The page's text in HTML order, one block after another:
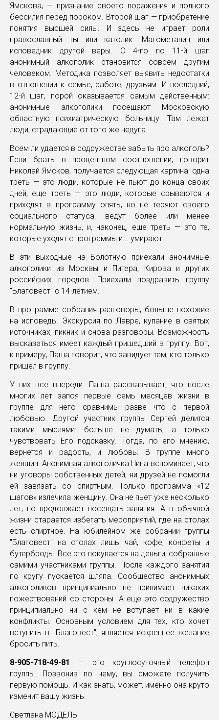
Ямскова, — признание своего поражения и полного
бессилия перед пороком. Второй шаг — приобретение
понятия высшей силы. И здесь не играет роли
православный ты или католик. Магометанин или
исповедник другой веры. С 4-го по 11-й шаг
анонимный алкоголик становится совсем другим
человеком. Методика позволяет выявить недостатки
в отношении к семье, работе, друзьям. И последний,
12-й шаг, порой оказывается самым действенным:
анонимные алкоголики посещают Московскую
областную психиатрическую больницу. Там лежат
люди, страдающие от того же недуга.
Всем ли удается в содружестве забыть про алкоголь?
Если брать в процентном соотношении, говорит
Николай Ямсков, получается следующая картина: одна
треть — это люди, которые не пьют до конца своих
дней, еще треть — это люди, которые срываются и
приходят в программу опять, но не теряют своего
социального статуса, ведут более или менее
нормальную жизнь, и, наконец, еще треть — это те,
которые уходят с программы и... умирают.
В эти выходные на Болотную приехали анонимные
алкоголики из Москвы и Питера, Кирова и других
российских городов. Приехали поздравить группу
"Благовест" с 14-летием.
В программе собрания разговоры, больше похожие
на исповедь. Экскурсия по Лавре, купание в святых
источниках, пикник и снова разговоры. Возможность
высказаться имеет каждый пришедший в группу. Вот,
к примеру, Паша говорит, что завидует тем, кто только
пришел в группу.
У них все впереди. Паша рассказывает, что после
многих лет запоя первые семь месяцев жизни в
группе для него сравнимы разве что с первой
любовью. Другой участник группы Сергей делится
такими мыслями: больше не думать, а только
чувствовать Его подсказку. Тогда, по его мнению,
вернется и радость, и любовь. В группе много
женщин. Анонимная алкоголичка Нина вспоминает, что
ни уговоры собственных детей, ни друзей не помогли
ей завязать со спиртным. Только программа «12
шагов» излечила женщину. Она не пьет уже несколько
лет, но продолжает посещать занятия. А в обычной
жизни старается избегать мероприятий, где на столах
есть спиртное. На юбилейном же собрании группы
"Благовест" на столах лишь чай, кофе, конфеты и
бутерброды. Все это покупается на деньги, собранные
самими участниками группы. После каждого занятия
по кругу пускается шляпа. Сообщество анонимных
алкоголиков принципиально не принимает никаких
пожертвований со стороны. А еще это содружество
принципиально ни с кем не вступает ни в какие
конфликты. Основным условием для тех, кто хочет
вступить в "Благовест", является искреннее желание
бросить пить.
8-905-718-49-81
— это круглосуточный телефон
группы. Позвонив по нему, вы сможете получить
первую помощь. И как знать, может, именно она круто
изменит вашу жизнь.
Светлана МОДЕЛЬ